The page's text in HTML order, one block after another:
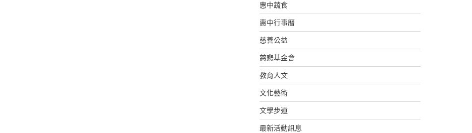
惠中蔬食
惠中行事曆
慈善公益
慈悲基金會
教育人文
文化藝術
文學步道
最新活動訊息